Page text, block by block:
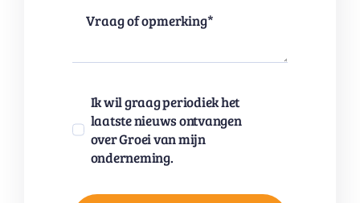
Ik wil graag periodiek het
laatste nieuws ontvangen
over Groei van mijn
onderneming.